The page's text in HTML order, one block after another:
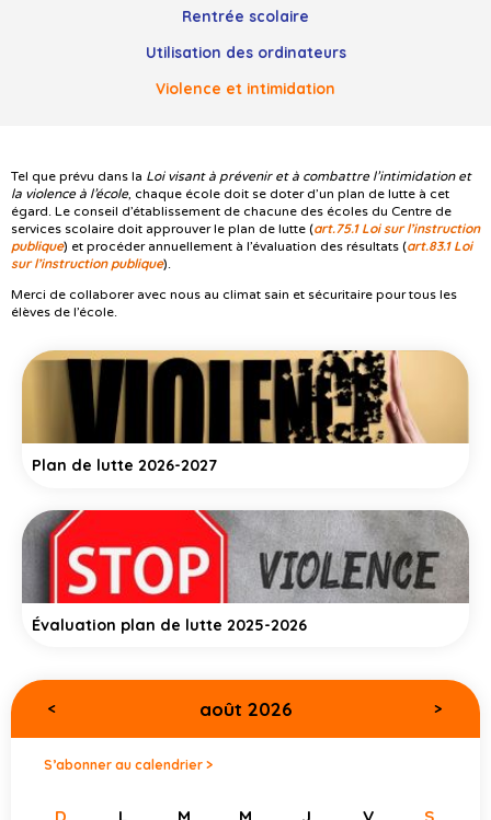
Rentrée scolaire
Utilisation des ordinateurs
Violence et intimidation
Tel que prévu dans la Loi visant à prévenir et à combattre l’intimidation et
la violence à l’école, chaque école doit se doter d’un plan de lutte à cet
égard. Le conseil d’établissement de chacune des écoles du Centre de
services scolaire doit approuver le plan de lutte (art.75.1 Loi sur l’instruction
publique) et procéder annuellement à l’évaluation des résultats (art.83.1 Loi
sur l’instruction publique).
Merci de collaborer avec nous au climat sain et sécuritaire pour tous les
élèves de l’école.
Plan de lutte 2026-2027
Évaluation plan de lutte 2025-2026
< août 2026 >
S’abonner au calendrier >